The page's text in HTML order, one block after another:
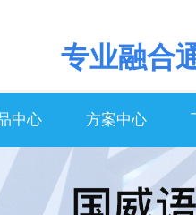
专业融合
中心 方案中心